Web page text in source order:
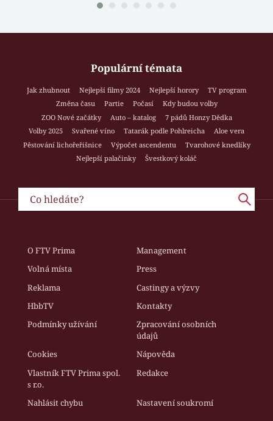
Populární témata
Jak zhubnout Nejlepší filmy 2024 Nejlepší horory
TV program
Změna času
Partie Počasí
Kdy budou volby
ZOO Nové začátky
Auto – katalog
7 pádů Honzy Dědka
Volby 2025
Svařené víno Tatarák podle Pohlreicha
Aloe vera
Pěstování lichořeřišnice
Výpočet ascendentu
Tvarohové knedlíky
Nejlepší palačinky
Švestkový koláč
O FTV Prima
Management
Volná místa
Press
Reklama
Castingy a výzvy
HbbTV
Kontakty
Podmínky užívání
Zpracování osobních
údajů
Cookies
Nápověda
Vlastník FTV Prima spol.
s r.o.
Redakce
Nahlásit chybu Nastavení soukromí